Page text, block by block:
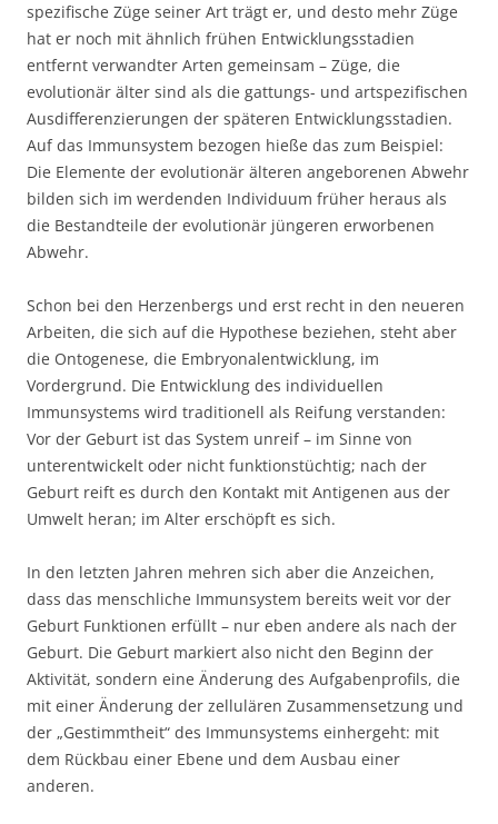
spezifische Züge seiner Art trägt er, und desto mehr Züge
hat er noch mit ähnlich frühen Entwicklungsstadien
entfernt verwandter Arten gemeinsam – Züge, die
evolutionär älter sind als die gattungs- und artspezifischen
Ausdifferenzierungen der späteren Entwicklungsstadien.
Auf das Immunsystem bezogen hieße das zum Beispiel:
Die Elemente der evolutionär älteren angeborenen Abwehr
bilden sich im werdenden Individuum früher heraus als
die Bestandteile der evolutionär jüngeren erworbenen
Abwehr.
Schon bei den Herzenbergs und erst recht in den neueren
Arbeiten, die sich auf die Hypothese beziehen, steht aber
die Ontogenese, die Embryonalentwicklung, im
Vordergrund. Die Entwicklung des individuellen
Immunsystems wird traditionell als Reifung verstanden:
Vor der Geburt ist das System unreif – im Sinne von
unterentwickelt oder nicht funktionstüchtig; nach der
Geburt reift es durch den Kontakt mit Antigenen aus der
Umwelt heran; im Alter erschöpft es sich.
In den letzten Jahren mehren sich aber die Anzeichen,
dass das menschliche Immunsystem bereits weit vor der
Geburt Funktionen erfüllt – nur eben andere als nach der
Geburt. Die Geburt markiert also nicht den Beginn der
Aktivität, sondern eine Änderung des Aufgabenprofils, die
mit einer Änderung der zellulären Zusammensetzung und
der „Gestimmtheit“ des Immunsystems einhergeht: mit
dem Rückbau einer Ebene und dem Ausbau einer
anderen.